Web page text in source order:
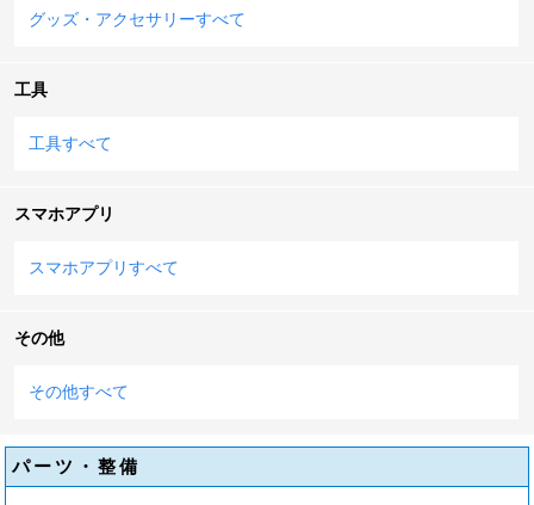
グッズ・アクセサリーすべて
工具
工具すべて
スマホアプリ
スマホアプリすべて
その他
その他すべて
パーツ・整備